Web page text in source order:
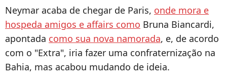
Neymar acaba de chegar de Paris, onde mora e
hospeda amigos e affairs como Bruna Biancardi,
apontada como sua nova namorada, e, de acordo
com o "Extra", iria fazer uma confraternização na
Bahia, mas acabou mudando de ideia.